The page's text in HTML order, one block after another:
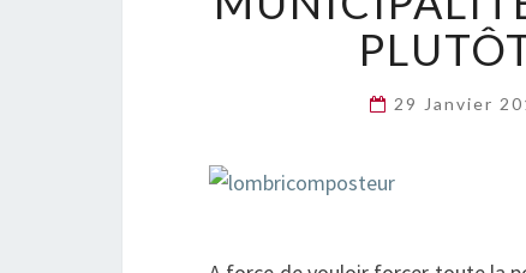
29 Janvier